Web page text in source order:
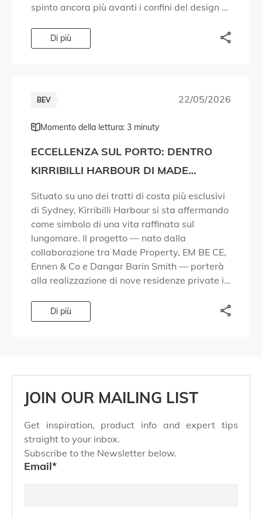
spinto ancora più avanti i confini del design e
domande che le persone […]
Di più
BEV 22/05/2026
Momento della lettura: 3 minuty
ECCELLENZA SUL PORTO: DENTRO
KIRRIBILLI HARBOUR DI MADE
Situato su uno dei tratti di costa più esclusivi
di Sydney, Kirribilli Harbour si sta affermando
come simbolo di una vita raffinata sul
lungomare. Il progetto — nato dalla
collaborazione tra Made Property, EM BE CE,
Ennen & Co e Dangar Barin Smith — porterà
alla realizzazione di nove residenze private in
Di più
JOIN OUR MAILING LIST
Get inspiration, product info and expert tips
straight to your inbox.
Subscribe to the Newsletter below.
Email*